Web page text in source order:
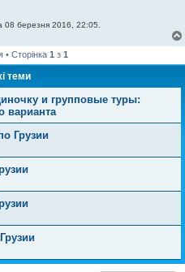
08 березня 2016, 22:05.
• Сторінка 1 з 1
теми
и групповые туры:
варианта
Грузии